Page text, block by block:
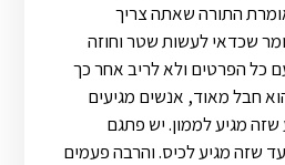
התורה שאתה צריך
שכדאי לעשות שטר וחוזה
כל הפרטים ולא לריב אחר כך
חבל מאוד, אנשים מגיעים
מגיע לממון. יש פתגם
עד שזה מגיע לכיס. והרבה פעמים